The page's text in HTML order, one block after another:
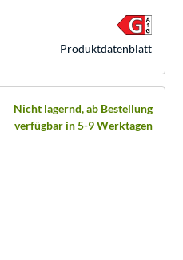
Produkt­datenblatt
Nicht lagernd, ab Bestellung
verfügbar in 5-9 Werktagen